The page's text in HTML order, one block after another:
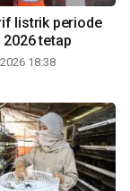
listrik periode
2026 tetap
18:38